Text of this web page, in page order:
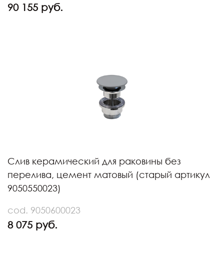
90 155 руб.
Слив керамический для раковины без
перелива, цемент матовый (старый артикул
9050550023)
cod. 9050600023
8 075 руб.